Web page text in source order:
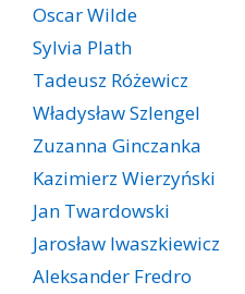
Oscar Wilde
Sylvia Plath
Tadeusz Różewicz
Władysław Szlengel
Zuzanna Ginczanka
Kazimierz Wierzyński
Jan Twardowski
Jarosław Iwaszkiewicz
Aleksander Fredro